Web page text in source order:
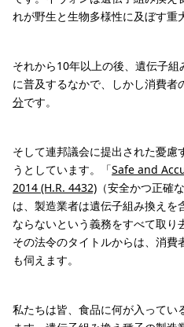
れが野生と生物多様性に及ぼす重
それから10年以上の後、遺伝子
に普及するなかで、しかし消費者
分です。
そして連邦議会に提出された憂慮
うとしています。「Safe and
2014 (H.R. 4432) （安全かつ正確
は、製造業者は遺伝子組み換え
ならないという義務をすべて取
その法令のタイトルからは、消費
も伺えます。
私たちは皆、食品に何が入ってい